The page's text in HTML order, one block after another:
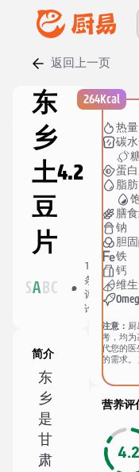
返回上一页
东
乡
土
豆
片
4.2
SA BC
11
条
评
论
45
人
收
简介
东
乡
是
甘
肃
264Kcal
热量
碳
蛋
脂肪
膳
钠
胆
铁
钙
维生
注意： 厨
考，均
代您的
的需求。
营养评
4.2